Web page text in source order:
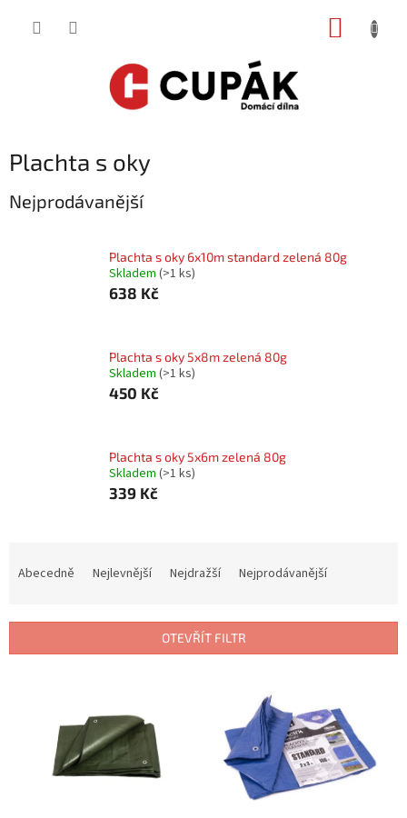
Plachta s oky
Nejprodávanější
Plachta s oky 6x10m standard zelená 80g
Skladem (>1 ks)
638 Kč
Plachta s oky 5x8m zelená 80g
Skladem (>1 ks)
450 Kč
Plachta s oky 5x6m zelená 80g
Skladem (>1 ks)
339 Kč
í
Abecedně Nejlevnější Nejdražší Nejprodávanější
OTEVŘÍT FILTR